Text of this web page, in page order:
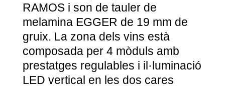
RAMOS i son de tauler de
melamina EGGER de 19 mm de
gruix. La zona dels vins està
composada per 4 mòduls amb
prestatges regulables i il·luminació
LED vertical en les dos cares